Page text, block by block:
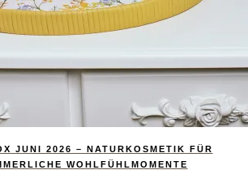
JUNI 2026 – NATURKOSMETIK FÜR
WOHLFÜHLMOMENTE